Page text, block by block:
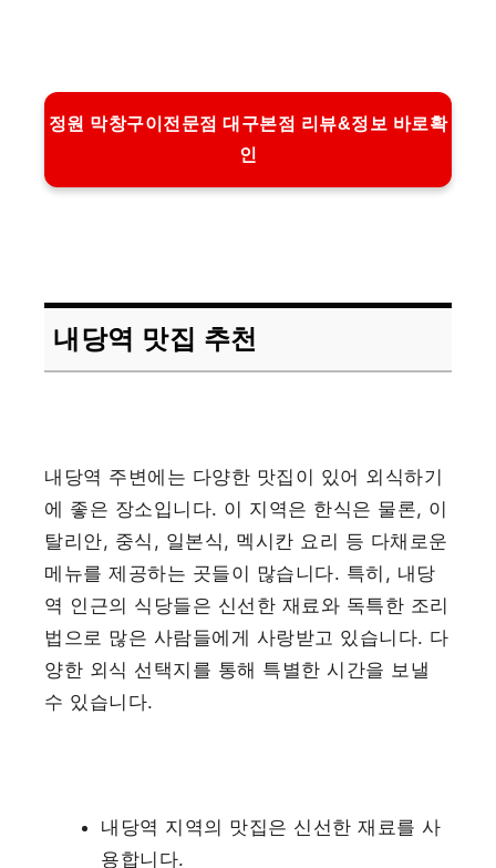
정원 막창구이전문점 대구본점 리뷰&정보 바로확
인
내당역 맛집 추천
내당역 주변에는 다양한 맛집이 있어 외식하기
에 좋은 장소입니다. 이 지역은 한식은 물론, 이
탈리안, 중식, 일본식, 멕시칸 요리 등 다채로운
메뉴를 제공하는 곳들이 많습니다. 특히, 내당
역 인근의 식당들은 신선한 재료와 독특한 조리
법으로 많은 사람들에게 사랑받고 있습니다. 다
양한 외식 선택지를 통해 특별한 시간을 보낼
수 있습니다.
내당역 지역의 맛집은 신선한 재료를 사
용합니다.